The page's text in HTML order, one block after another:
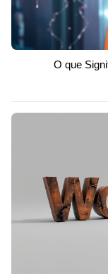
O que